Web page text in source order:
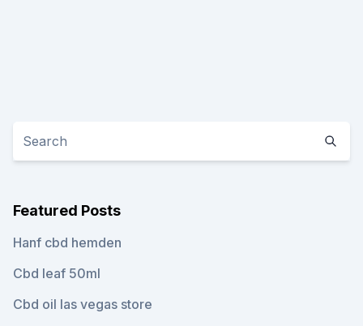
Featured Posts
Hanf cbd hemden
Cbd leaf 50ml
Cbd oil las vegas store